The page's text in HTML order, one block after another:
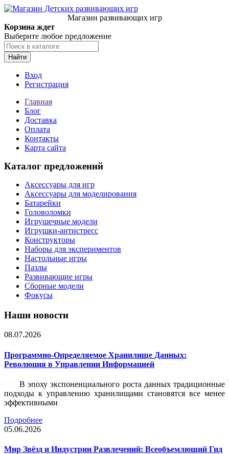
Магазин развивающих игр
Корзина ждет
Выберите любое предложение
Найти
Вход
Регистрация
Главная
Блог
Доставка
Оплата
Контакты
Карта сайта
Каталог предложений
Аксессуары для игр
Аксессуары для моделирования
Батарейки
Головоломки
Игрушечные модели
Игрушки-антистресс
Конструкторы
Наборы для экспериментов
Настольные игры
Пазлы
Развивающие игры
Сборные модели
Фокусы
Наши новости
08.07.2026
Программно-Определяемое Хранилище Данных:
Революция в Управлении Информацией
В эпоху экспоненциального роста данных традиционные
подходы к управлению хранилищами становятся все менее
эффективными
Подробнее
05.06.2026
Мир Звёзд и Индустрии Развлечений: Всеобъемлющий Гид